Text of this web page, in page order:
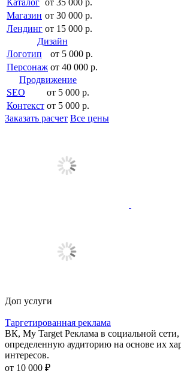
Каталог от 35 000 р.
Магазин от 30 000 р.
Лендинг от 15 000 р.
Дизайн
Логотип
от 5 000 р.
Персонаж от 40 000 р.
Продвижение
SEO
от 5 000 р.
Контекст от 5 000 р.
Заказать расчет Все цены
Доп услуги
Таргетированная реклама
ВК, My Target Реклама в социальной сети,
определенную аудиторию на основе их
интересов.
от 10 000 ₽